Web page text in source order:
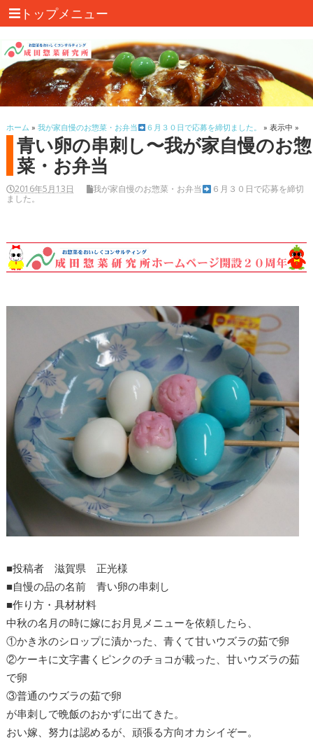
トップメニュー
ホーム » 我が家自慢のお惣菜・お弁当 ６月３０日で応募を締切ました。 » 表示中 »
青い卵の串刺し〜我が家自慢のお惣
菜・お弁当
2016年5月13日 我が家自慢のお惣菜・お弁当
６月３０日で応募を締切
ました。
■投稿者 滋賀県 正光様
■自慢の品の名前 青い卵の串刺し
■作り方・具材材料
中秋の名月の時に嫁にお月見メニューを依頼したら、
①かき氷のシロップに漬かった、青くて甘いウズラの茹で卵
②ケーキに文字書くピンクのチョコが載った、甘いウズラの茹
で卵
③普通のウズラの茹で卵
が串刺しで晩飯のおかずに出てきた。
おい嫁、努力は認めるが、頑張る方向オカシイぞー。